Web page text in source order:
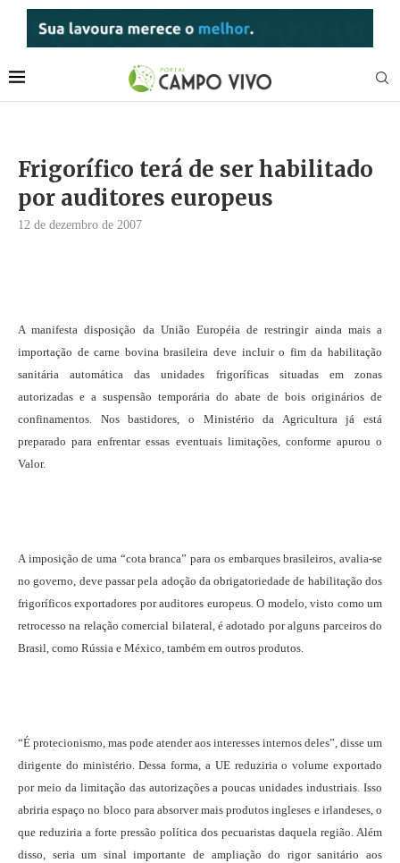
Frigorífico terá de ser habilitado
por auditores europeus
12 de dezembro de 2007
A manifesta disposição da União Européia de restringir ainda mais a
importação de carne bovina brasileira deve incluir o fim da habilitação
sanitária automática das unidades frigoríficas situadas em zonas
autorizadas e a suspensão temporária do abate de bois originários de
confinamentos. Nos bastidores, o Ministério da Agricultura já está
preparado para enfrentar essas eventuais limitações, conforme apurou o
Valor.
A imposição de uma “cota branca” para os embarques brasileiros, avalia-se
no governo, deve passar pela adoção da obrigatoriedade de habilitação dos
frigoríficos exportadores por auditores europeus. O modelo, visto como um
retrocesso na relação comercial bilateral, é adotado por alguns parceiros do
Brasil, como Rússia e México, também em outros produtos.
“É protecionismo, mas pode atender aos interesses internos deles”, disse um
dirigente do ministério. Dessa forma, a UE reduziria o volume exportado
por meio da limitação das autorizações a poucas unidades industriais. Isso
abriria espaço no bloco para absorver mais produtos ingleses e irlandeses, o
que reduziria a forte pressão política dos pecuaristas daquela região. Além
disso, seria um sinal importante de ampliação do rigor sanitário aos